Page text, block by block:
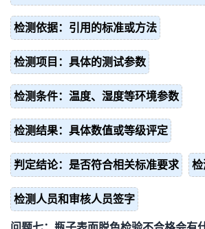
检测依据：引用的标准或方法
检测项目：具体的测试参数
检测条件：温度、湿度等环境参数
检测结果：具体数值或等级评定
判定结论：是否符合相关标准要求 检
检测人员和审核人员签字